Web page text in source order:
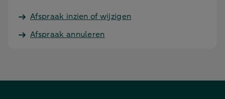
Afspraak inzien of wijzigen
Afspraak annuleren